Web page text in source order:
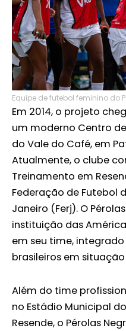
Equipe de futebol feminino do
Em 2014, o projeto
um moderno Centro
do Vale do Café, em
Atualmente, o clube
Treinamento em
Federação de Futebol
Janeiro (Ferj). O
instituição das
em seu time,
brasileiros em
Além do time
no Estádio Municipal
Resende, o Pérolas